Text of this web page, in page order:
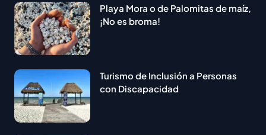
Playa Mora o de Palomitas de maíz,
¡No es broma!
Turismo de Inclusión a Personas
con Discapacidad